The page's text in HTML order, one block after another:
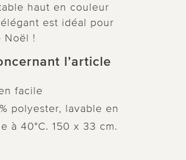
haut en couleur
est idéal pour
Noël !
l’article
facile
polyester, lavable en
à 40°C. 150 x 33 cm.